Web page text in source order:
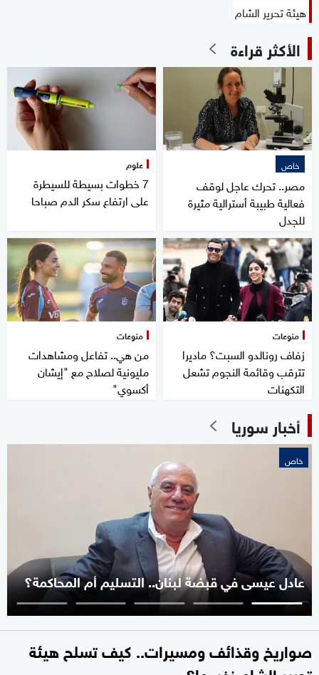
هيئة تحرير الشام
الأكثر قراءة
خاص
مصر.. تحرك عاجل لوقف
فعالية طبيبة أسترالية مثيرة
للجدل
علوم
7 خطوات بسيطة للسيطرة
على ارتفاع سكر الدم صباحا
منوعات
زفاف رونالدو السبت؟ ماديرا
تترقب وقائمة النجوم تشعل
التكهنات
منوعات
من هي.. تفاعل ومشاهدات
مليونية لصلاح مع "إيشان
أكسوي"
أخبار سوريا
خاص
عادل عيسى في قبضة لبنان.. التسليم أم المحاكمة؟
صواريخ وقذائف ومسيرات.. كيف تسلح هيئة